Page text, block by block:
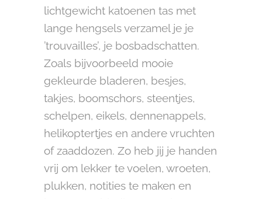
lichtgewicht katoenen tas met
lange hengsels verzamel je je
’trouvailles’, je bosbadschatten.
Zoals bijvoorbeeld mooie
gekleurde bladeren, besjes,
takjes, boomschors, steentjes,
schelpen, eikels, dennenappels,
helikoptertjes en andere vruchten
of zaaddozen. Zo heb jij je handen
vrij om lekker te voelen, wroeten,
plukken, notities te maken en